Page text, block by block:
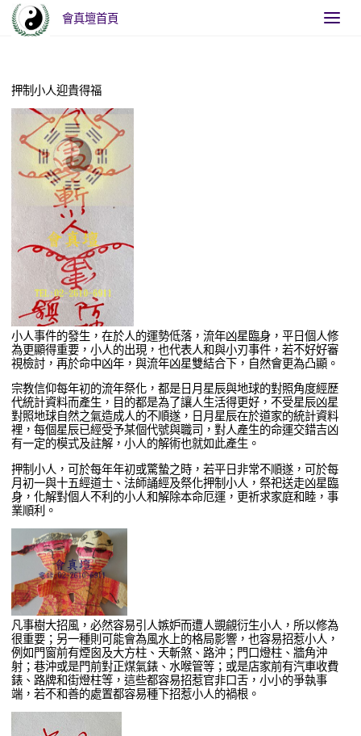
會真壇首頁
押制小人迎貴得福
小人事件的發生，在於人的運勢低落，流年凶星臨身，平日個人修
為更顯得重要，小人的出現，也代表人和與小刃事件，若不好好審
視檢討，再於命中凶年，與流年凶星雙結合下，自然會更為凸顯。
宗教信仰每年初的流年祭化，都是日月星辰與地球的對照角度經歷
代統計資料而產生，目的都是為了讓人生活得更好，不受星辰凶星
對照地球自然之氣造成人的不順遂，日月星辰在於道家的統計資料
裡，每個星辰已經受予某個代號與職司，對人產生的命運交錯吉凶
有一定的模式及註解，小人的解術也就如此產生。
押制小人，可於每年年初或驚蟄之時，若平日非常不順遂，可於每
月初一與十五經道士、法師誦經及祭化押制小人，祭祀送走凶星臨
身，化解對個人不利的小人和解除本命厄運，更祈求家庭和睦，事
業順利。
凡事樹大招風，必然容易引人嫉妒而遭人覬覦衍生小人，所以修為
很重要；另一種則可能會為風水上的格局影響，也容易招惹小人，
例如門窗前有煙囪及大方柱、天斬煞、路沖；門口燈柱、牆角沖
射；巷沖或是門前對正煤氣錶、水喉管等；或是店家前有汽車收費
錶、路牌和街燈柱等，這些都容易招惹官非口舌，小小的爭執事
端，若不和善的處置都容易種下招惹小人的禍根。